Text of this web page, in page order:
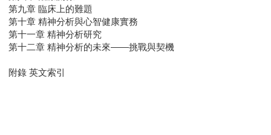
第九章 臨床上的難題
第十章 精神分析與心智健康實務
第十一章 精神分析研究
第十二章 精神分析的未來——挑戰與契機
附錄 英文索引